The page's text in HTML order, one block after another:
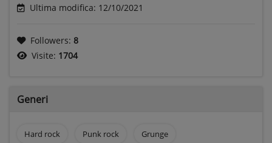
Ultima modifica: 12/10/2021
Followers: 8
Visite: 1704
Generi
Hard rock Punk rock Grunge